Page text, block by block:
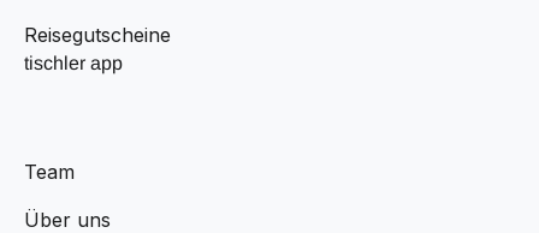
Reisegutscheine
tischler app
Team
Über uns